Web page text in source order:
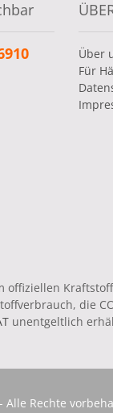
Über
Für
offiziellen
die
unentgeltlich
Alle Rechte